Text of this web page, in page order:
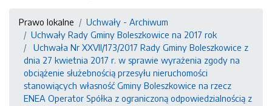
Prawo lokalne
Uchwały - Archiwum
Uchwały Rady Gminy Boleszkowice na 2017 rok
Uchwała Nr XXVII/173/2017 Rady Gminy Boleszkowice z
dnia 27 kwietnia 2017 r. w sprawie wyrażenia zgody na
obciążenie służebnością przesyłu nieruchomości
stanowiących własność Gminy Boleszkowice na rzecz
ENEA Operator Spółka z ograniczoną odpowiedzialnością z